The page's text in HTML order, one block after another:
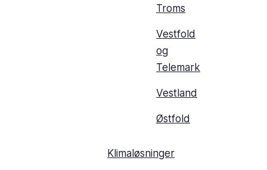
Troms
Vestfold
og
Telemark
Vestland
Østfold
Klimaløsninger